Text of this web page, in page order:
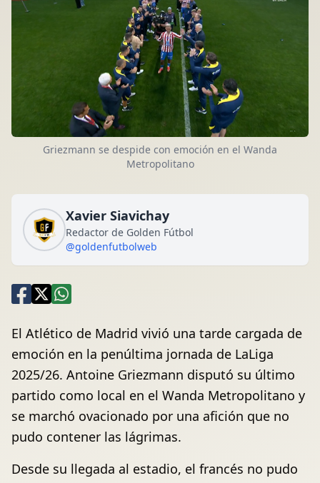
Griezmann se despide con emoción en el Wanda
Metropolitano
Xavier Siavichay
Redactor de Golden Fútbol
@goldenfutbolweb
El Atlético de Madrid vivió una tarde cargada de
emoción en la penúltima jornada de LaLiga
2025/26. Antoine Griezmann disputó su último
partido como local en el Wanda Metropolitano y
se marchó ovacionado por una afición que no
pudo contener las lágrimas.
Desde su llegada al estadio, el francés no pudo